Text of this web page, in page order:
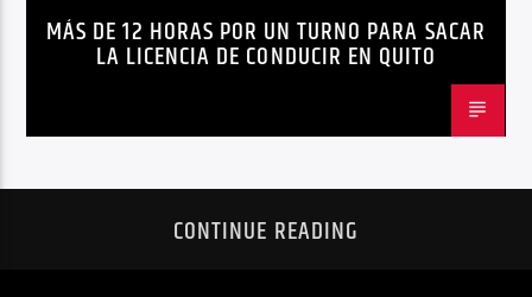
LICENCIAS
NOTICIAS
MÁS DE 12 HORAS POR UN TURNO PARA SACAR
LA LICENCIA DE CONDUCIR EN QUITO
CONTINUE READING